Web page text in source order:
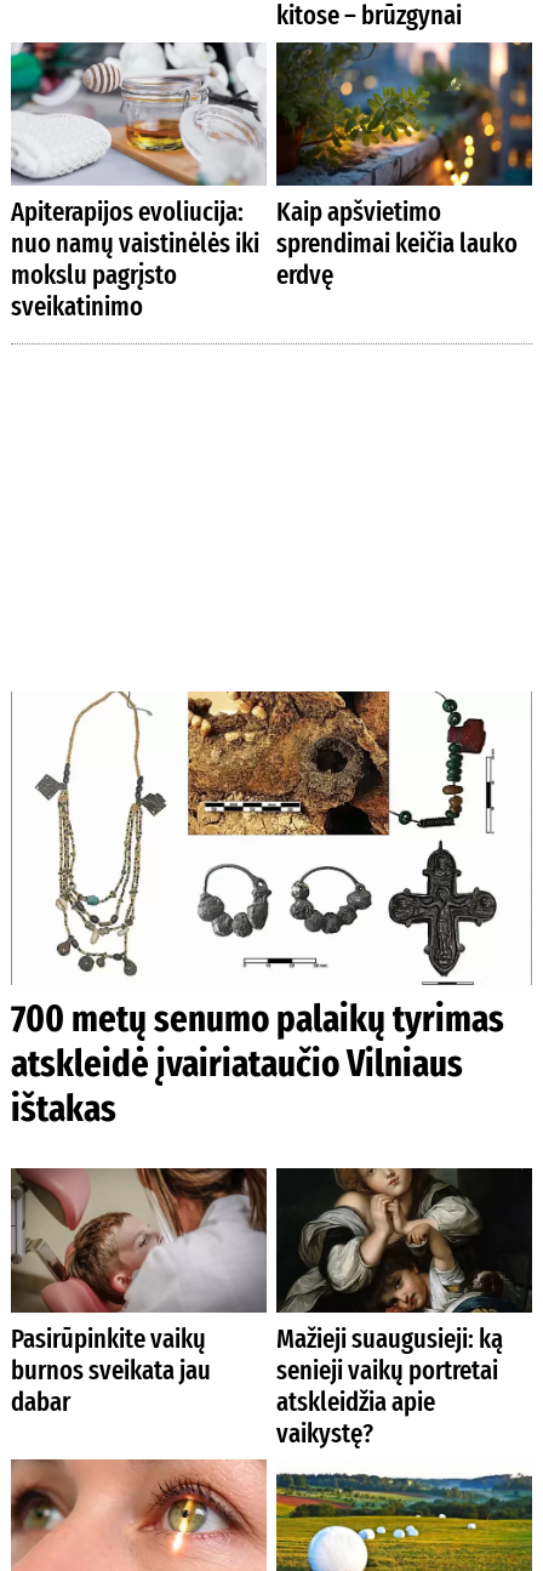
kitose – brūzgynai
Apiterapijos evoliucija:
nuo namų vaistinėlės iki
mokslu pagrįsto
sveikatinimo
Kaip apšvietimo
sprendimai keičia lauko
erdvę
700 metų senumo palaikų tyrimas
atskleidė įvairiataučio Vilniaus
ištakas
Pasirūpinkite vaikų
burnos sveikata jau
dabar
Mažieji suaugusieji: ką
senieji vaikų portretai
atskleidžia apie
vaikystę?